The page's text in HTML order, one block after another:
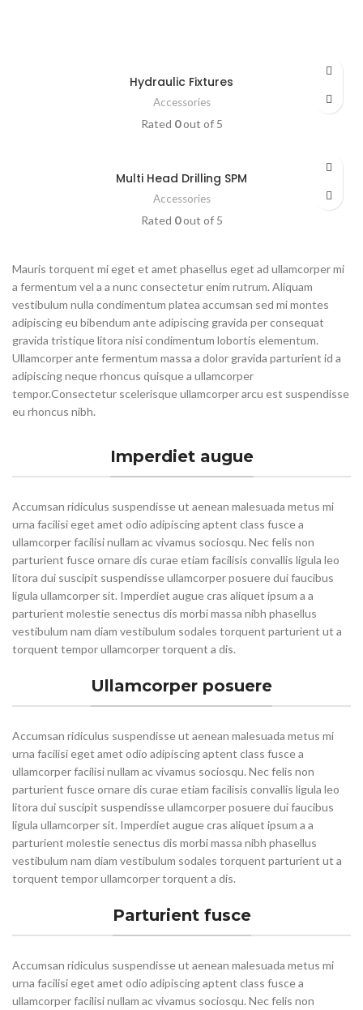
Hydraulic Fixtures
Accessories
Rated 0out of 5
Multi Head Drilling SPM
Accessories
Rated 0out of 5
Mauris torquent mi eget et amet phasellus eget ad ullamcorper mi
a fermentum vel a a nunc consectetur enim rutrum. Aliquam
vestibulum nulla condimentum platea accumsan sed mi montes
adipiscing eu bibendum ante adipiscing gravida per consequat
gravida tristique litora nisi condimentum lobortis elementum.
Ullamcorper ante fermentum massa a dolor gravida parturient id a
adipiscing neque rhoncus quisque a ullamcorper
tempor.Consectetur scelerisque ullamcorper arcu est suspendisse
eu rhoncus nibh.
Imperdiet augue
Accumsan ridiculus suspendisse ut aenean malesuada metus mi
urna facilisi eget amet odio adipiscing aptent class fusce a
ullamcorper facilisi nullam ac vivamus sociosqu. Nec felis non
parturient fusce ornare dis curae etiam facilisis convallis ligula leo
litora dui suscipit suspendisse ullamcorper posuere dui faucibus
ligula ullamcorper sit. Imperdiet augue cras aliquet ipsum a a
parturient molestie senectus dis morbi massa nibh phasellus
vestibulum nam diam vestibulum sodales torquent parturient ut a
torquent tempor ullamcorper torquent a dis.
Ullamcorper posuere
Accumsan ridiculus suspendisse ut aenean malesuada metus mi
urna facilisi eget amet odio adipiscing aptent class fusce a
ullamcorper facilisi nullam ac vivamus sociosqu. Nec felis non
parturient fusce ornare dis curae etiam facilisis convallis ligula leo
litora dui suscipit suspendisse ullamcorper posuere dui faucibus
ligula ullamcorper sit. Imperdiet augue cras aliquet ipsum a a
parturient molestie senectus dis morbi massa nibh phasellus
vestibulum nam diam vestibulum sodales torquent parturient ut a
torquent tempor ullamcorper torquent a dis.
Parturient fusce
Accumsan ridiculus suspendisse ut aenean malesuada metus mi
urna facilisi eget amet odio adipiscing aptent class fusce a
ullamcorper facilisi nullam ac vivamus sociosqu. Nec felis non